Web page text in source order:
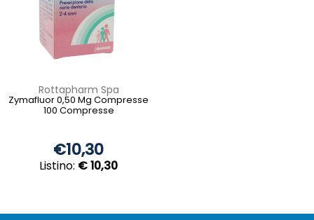
Rottapharm Spa
Zymafluor 0,50 Mg Compresse
100 Compresse
€10,30
Listino: € 10,30